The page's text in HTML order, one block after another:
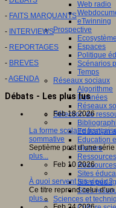
Web radio
eTwinning
Prospective
Espaces
Politique
Scénarios
Temps
Réseaux sociaux
Algorithme
Données
Réseaux
Sélection de
Education
Education
Histoire
Sites
Sites
Sites
Sciences et
- FAITS MARQUANTS
- INTERVIEWS
- REPORTAGES
- BREVES
-AGENDA
Débats - Les plus lus
Feb 18 2026
La forme scolaire
sommative
Septième post d’une
plus...
Feb 10 2026
À quoi servent les vieux ?
Ce titre reprend celui
plus...